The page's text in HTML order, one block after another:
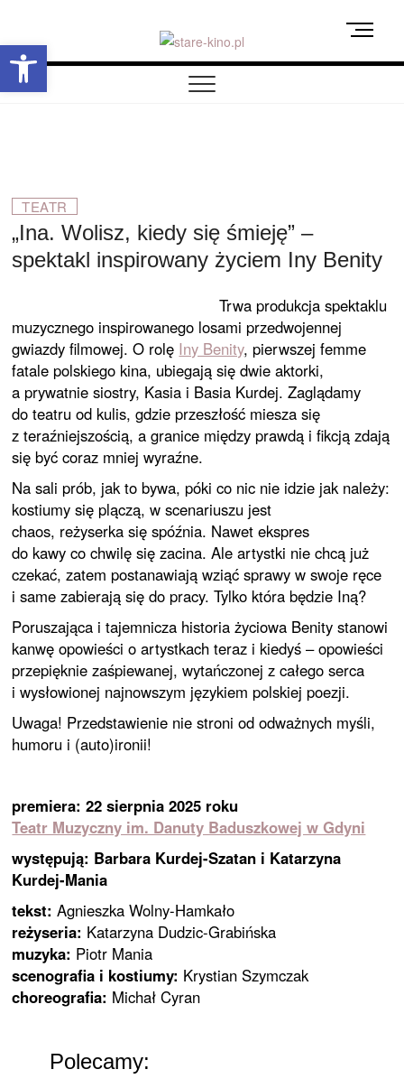
content
stare-kino.pl
ZAPRASZAMY
M
n
TEATR
„Ina. Wolisz, kiedy się śmieję” –
spektakl inspirowany życiem Iny Benity
Trwa produkcja spektaklu
muzycznego inspirowanego losami przedwojennej
gwiazdy filmowej. O rolę Iny Benity, pierwszej femme
fatale polskiego kina, ubiegają się dwie aktorki,
a prywatnie siostry, Kasia i Basia Kurdej. Zaglądamy
do teatru od kulis, gdzie przeszłość miesza się
z teraźniejszością, a granice między prawdą i fikcją zdają
się być coraz mniej wyraźne.
Na sali prób, jak to bywa, póki co nic nie idzie jak należy:
kostiumy się plączą, w scenariuszu jest
chaos, reżyserka się spóźnia. Nawet ekspres
do kawy co chwilę się zacina. Ale artystki nie chcą już
czekać, zatem postanawiają wziąć sprawy w swoje ręce
i same zabierają się do pracy. Tylko która będzie Iną?
Poruszająca i tajemnicza historia życiowa Benity stanowi
kanwę opowieści o artystkach teraz i kiedyś – opowieści
przepięknie zaśpiewanej, wytańczonej z całego serca
i wysłowionej najnowszym językiem polskiej poezji.
Uwaga! Przedstawienie nie stroni od odważnych myśli,
humoru i (auto)ironii!
premiera: 22 sierpnia 2025 roku
Teatr Muzyczny im. Danuty Baduszkowej w Gdyni
występują: Barbara Kurdej-Szatan i Katarzyna
Kurdej-Mania
tekst:Agnieszka Wolny-Hamkało
reżyseria: Katarzyna Dudzic-Grabińska
muzyka: Piotr Mania
scenografia i kostiumy: Krystian Szymczak
choreografia: Michał Cyran
Polecamy:
Otwórz pasek narzędzi